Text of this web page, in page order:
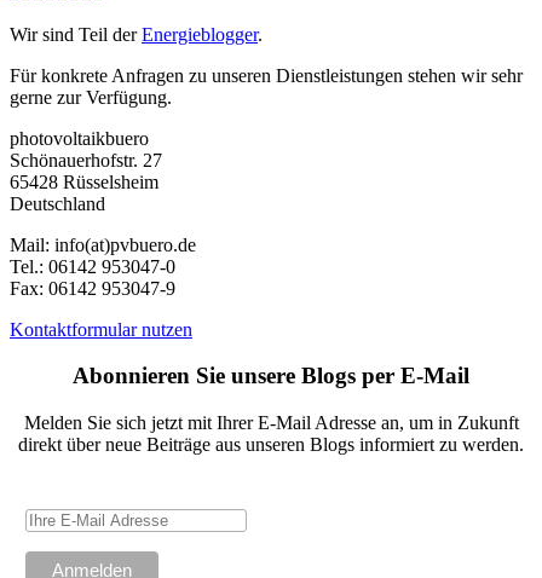
Wir sind Teil derEnergieblogger.
Für konkrete Anfragen zu unseren Dienstleistungen stehen wir sehr
gerne zur Verfügung.
photovoltaikbuero
Schönauerhofstr. 27
65428 Rüsselsheim
Deutschland
Mail: info(at)pvbuero.de
Tel.: 06142 953047-0
Fax: 06142 953047-9
Kontaktformular nutzen
Abonnieren Sie unsere Blogs per E-Mail
Melden Sie sich jetzt mit Ihrer E-Mail Adresse an, um in Zukunft
direkt über neue Beiträge aus unseren Blogs informiert zu werden.